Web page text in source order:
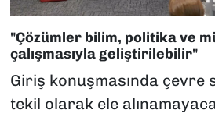
"Çözümler bilim, politika ve
çalışmasıyla geliştirilebilir"
Giriş konuşmasında çevre
tekil olarak ele